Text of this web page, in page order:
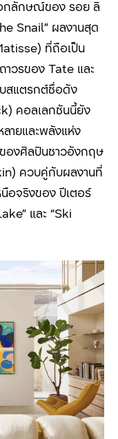
กลักษณ์ของ รอย ลิ
Snail” ผลงานสุด
ที่ถือเป็น
าวรของ Tate และ
สแตรกต์ชื่อดัง
คอลเลกชันนี้ยัง
ายและพลังแห่ง
องศิลปินชาวอังกฤษ
ควบคู่กับผลงานที่
นือจริงของ ปีเตอร์
และ “Ski